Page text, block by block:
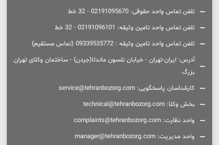
تلفن تماس واحد حقوقی: 02191095670 - 32 خط
تلفن تماس واحد تامین وثیقه: 02191096101 - 32 خط
تلفن تماس واحد تامین وثیقه : 09339535772 (تماس مستقیم)
آدرس: ایران-تهران - خیابان نلسون ماندلا(جردن) - ساختمان وکلای تهران
بزرگ
کارشناسان پاسخگویی: service@tehranbozorg.com
بخش وکلا: technical@tehranbozorg.com
واحد نظارت: complaints@tehranbozorg.com
واحد مدیریت: manager@tehranbozorg.com